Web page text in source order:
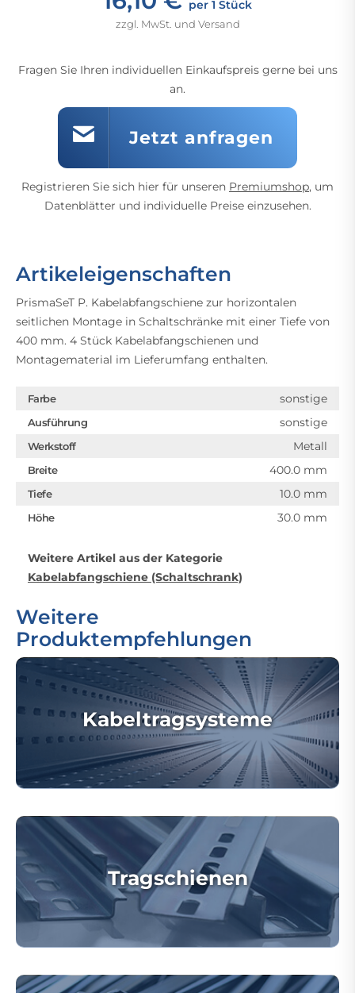
per 1 Stück
zzgl. MwSt. und Versand
Fragen Sie Ihren individuellen Einkaufspreis gerne bei uns
an.
Jetzt anfragen
Registrieren Sie sich hier für unseren Premiumshop, um
Datenblätter und individuelle Preise einzusehen.
Artikeleigenschaften
PrismaSeT P. Kabelabfangschiene zur horizontalen
seitlichen Montage in Schaltschränke mit einer Tiefe von
400 mm. 4 Stück Kabelabfangschienen und
Montagematerial im Lieferumfang enthalten.
Farbe sonstige
Ausführung sonstige
Werkstoff Metall
Breite 400.0 mm
Tiefe 10.0 mm
Höhe 30.0 mm
Weitere Artikel aus der Kategorie
Kabelabfangschiene (Schaltschrank)
Weitere
Produktempfehlungen
Kabeltragsysteme
Tragschienen